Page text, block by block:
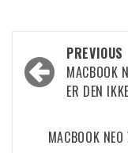
Post
navigation
PREVIOUS
MACBOOK
ER DEN IKKE
MACBOOK